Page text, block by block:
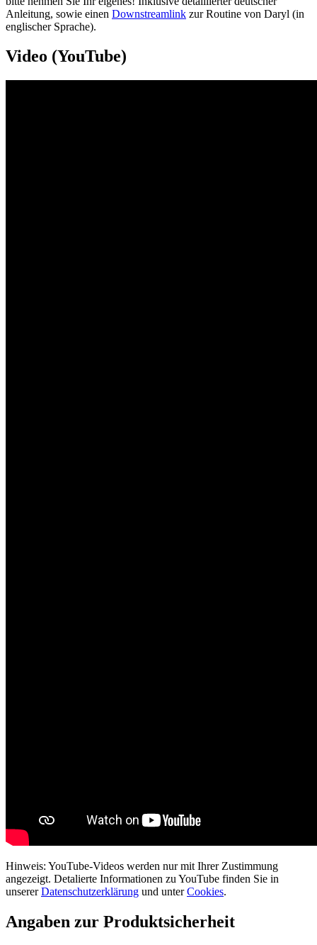
Anleitung, sowie einen Downstreamlink zur Routine von Daryl (in
englischer Sprache).
Video (YouTube)
Hinweis: YouTube-Videos werden nur mit Ihrer Zustimmung
angezeigt. Detalierte Informationen zu YouTube finden Sie in
unsererDatenschutzerklärung und unterCookies.
Angaben zur Produktsicherheit